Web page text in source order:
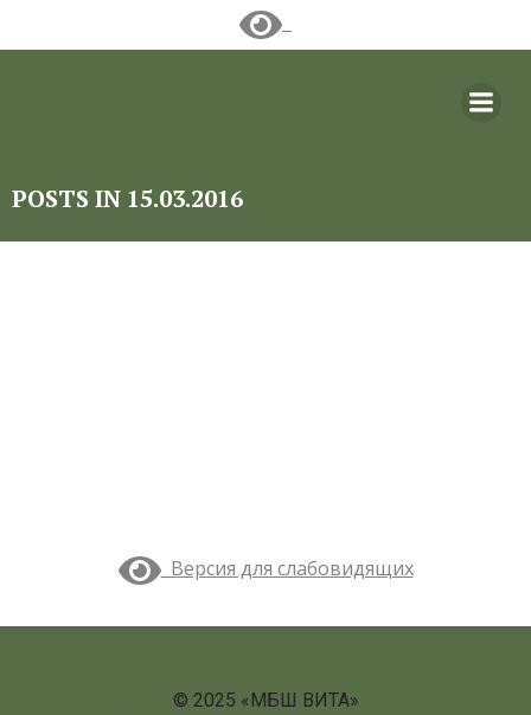
POSTS IN 15.03.2016
Версия для слабовидящих
© 2025 «МБШ ВИТА»